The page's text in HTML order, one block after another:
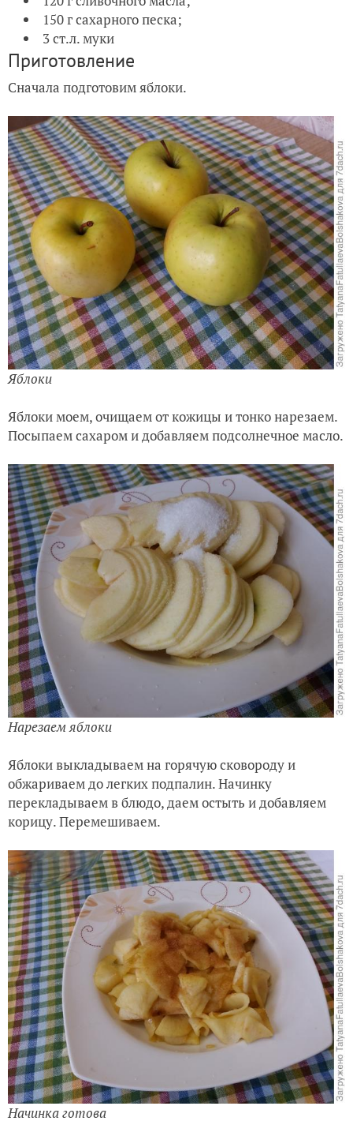
150 г сахарного песка;
3 ст.л. муки
Приготовление
Сначала подготовим яблоки.
Яблоки
Яблоки моем, очищаем от кожицы и тонко нарезаем.
Посыпаем сахаром и добавляем подсолнечное масло.
Нарезаем яблоки
Яблоки выкладываем на горячую сковороду и
обжариваем до легких подпалин. Начинку
перекладываем в блюдо, даем остыть и добавляем
корицу. Перемешиваем.
Начинка готова